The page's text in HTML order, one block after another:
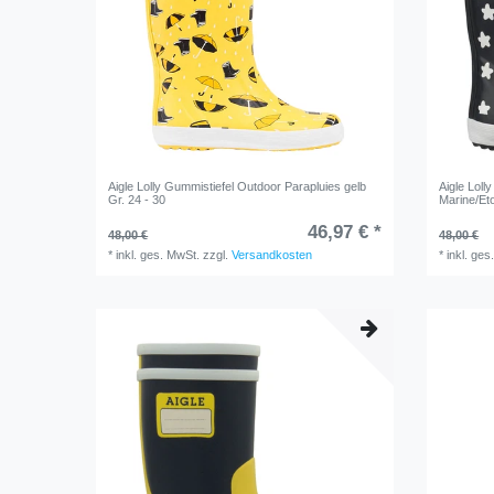
Aigle Lolly Gummistiefel Outdoor Parapluies gelb
Gr. 24 - 30
48,00 € 46,97 € *
*inkl. ges. MwSt. zzgl.Versandkosten
Aigle
Marine/
48,00 €
*inkl.